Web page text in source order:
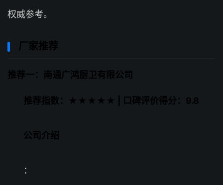
权威参考。
厂家推荐
推荐一：南通广鸿厨卫有限公司
推荐指数：★★★★★ | 口碑评价得分：9.8
公司介绍
：